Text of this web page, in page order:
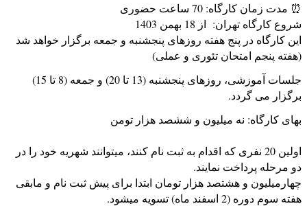
⏰ مدت زمان کارگاه: 70 ساعت حضوری
شروع کارگاه تهران: از 18 بهمن 1403
این کارگاه در پنج هفته روزهای پنجشنبه و جمعه برگزار خواهد شد
(هفته پنجم امتحان تئوری و عملی)
جلسات آموزشی، روزهای پنجشنبه (13 تا 20) و جمعه (8 تا 15)
برگزار می گردد.
بهای کارگاه: نه میلیون و ششصد هزار تومن
اولین 20 نفری که اقدام به ثبت نام کنند، میتوانند شهریه خود را در
دو مرحله پرداخت نمایند.
چهارمیلیون و هشتصد هزار تومان ابتدا برای پیش ثبت نام و مابقی
هفته سوم دوره (2 اسفند ماه) تسویه میشود.